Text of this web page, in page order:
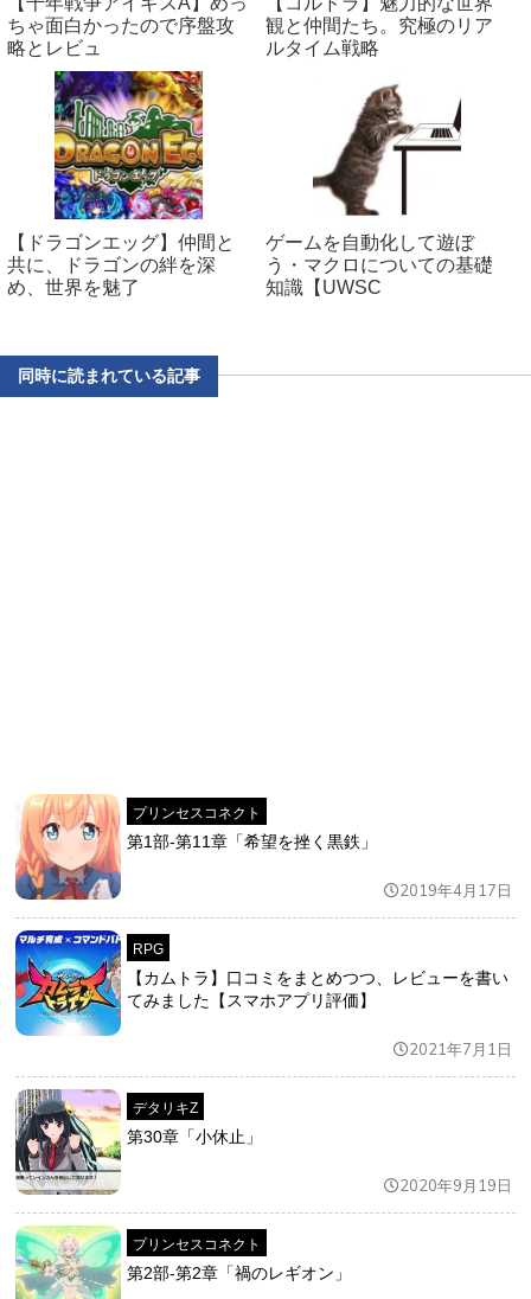
ちゃ面白かったので序盤攻
略とレビュ
観と仲間たち。究極のリア
ルタイム戦略
【ドラゴンエッグ】仲間と
共に、ドラゴンの絆を深
め、世界を魅了
ゲームを自動化して遊ぼ
う・マクロについての基礎
知識【UWSC
同時に読まれている記事
プリンセスコネクト
第1部-第11章「希望を挫く黒鉄」
2019年4月17日
RPG
【カムトラ】口コミをまとめつつ、レビューを書い
てみました【スマホアプリ評価】
2021年7月1日
デタリキZ
第30章「小休止」
2020年9月19日
プリンセスコネクト
第2部-第2章「禍のレギオン」